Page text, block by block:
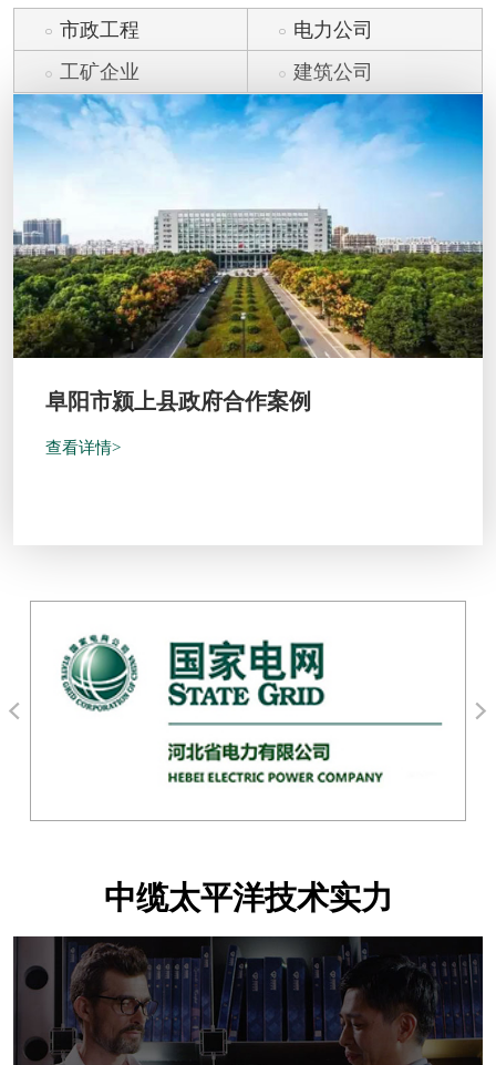
市政工程
电力公司
工矿企业
建筑公司
阜阳市颍上县政府合作案例
查看详情>
中缆太平洋技术实力